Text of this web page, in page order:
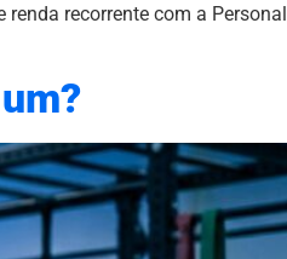
recorrente com a Personal